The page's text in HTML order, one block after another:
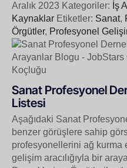
Aralık 2023 Kategoriler: İş
Kaynaklar Etiketler: Sanat,
Örgütler, Profesyonel
Sanat Profesyonel
Listesi
Aşağıdaki Sanat
benzer görüşlere sahip
profesyonellerini ağ kurma
gelişim aracılığıyla bir